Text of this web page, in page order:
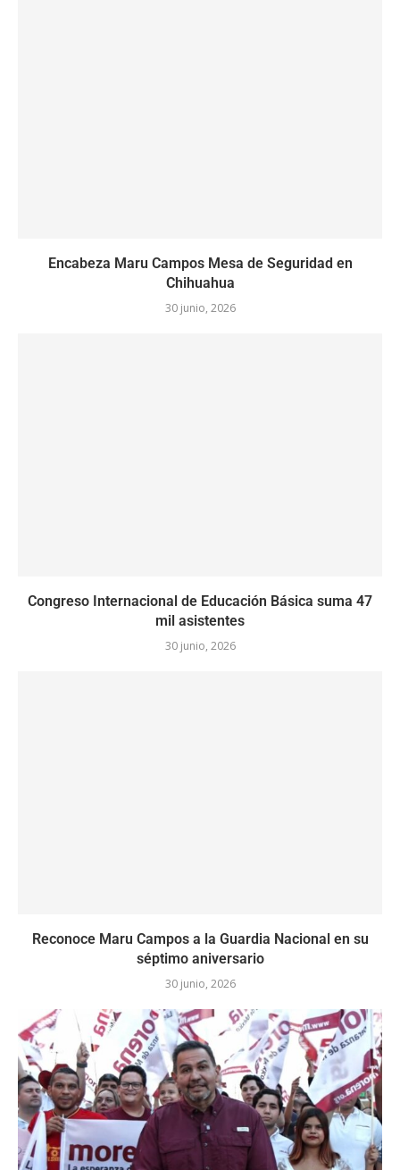
Encabeza Maru Campos Mesa de Seguridad en
Chihuahua
30 junio, 2026
Congreso Internacional de Educación Básica suma 47
mil asistentes
30 junio, 2026
Reconoce Maru Campos a la Guardia Nacional en su
séptimo aniversario
30 junio, 2026